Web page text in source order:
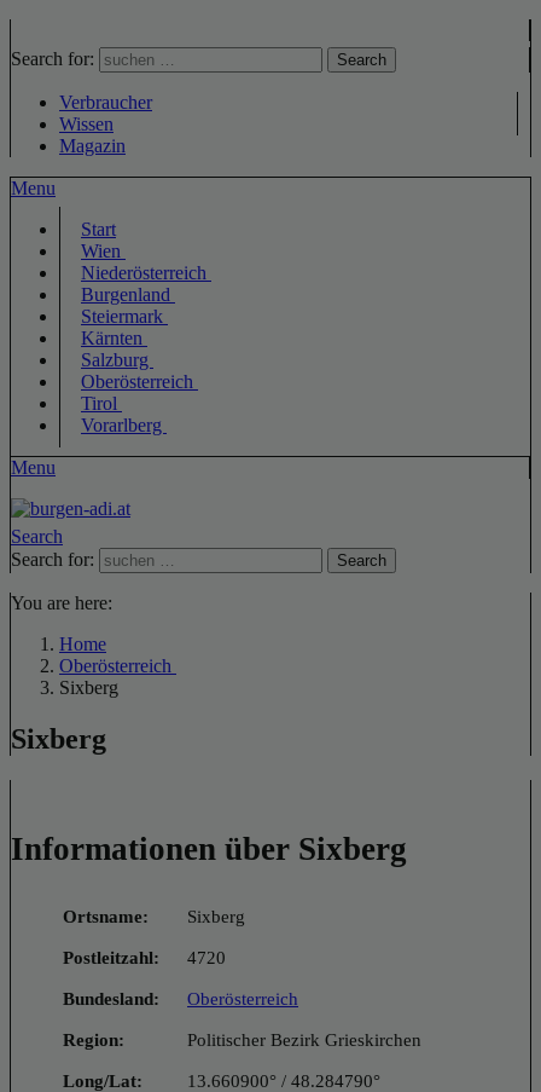
Search for: Search
Verbraucher
Wissen
Magazin
Menu
Start
Wien
Niederösterreich
Burgenland
Steiermark
Kärnten
Salzburg
Oberösterreich
Tirol
Vorarlberg
Menu
Search
Search for:
Search
You are here:
Home
Oberösterreich
Sixberg
Sixberg
Informationen über Sixberg
Ortsname: Sixberg
Postleitzahl: 4720
Bundesland: Oberösterreich
Region: Politischer Bezirk Grieskirchen
Long/Lat: 13.660900° / 48.284790°